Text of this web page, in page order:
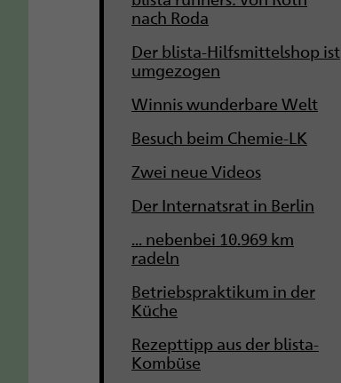
nach Roda
Der blista-Hilfsmittelshop ist
umgezogen
Winnis wunderbare Welt
Besuch beim Chemie-LK
Zwei neue Videos
Der Internatsrat in Berlin
... nebenbei 10.969 km
radeln
Betriebspraktikum in der
Küche
Rezepttipp aus der blista-
Kombüse